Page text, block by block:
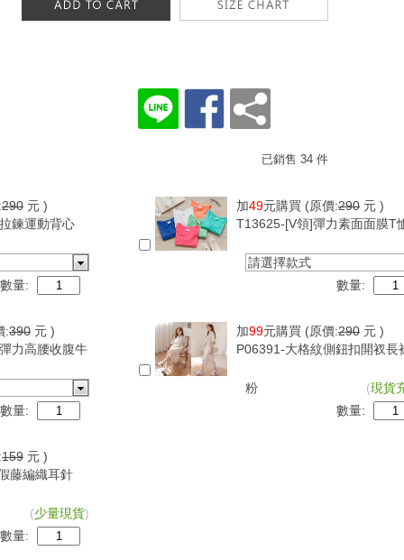
已銷售 34 件
290 元 )
鍊運動背心
數量:
加49元購買 (原價:290 元 )
T13625-[V領]彈力素面面膜T
請選擇款式
數量:
:390 元 )
力高腰收腹牛
數量:
加99元購買 (原價:290 元 )
P06391-大格紋側鈕扣開衩長
粉 (現貨
數量:
159 元 )
藤編織耳針
(少量現貨)
數量: